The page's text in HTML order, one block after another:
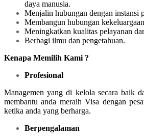
daya manusia.
Menjalin hubungan dengan instansi
Membangun hubungan
Meningkatkan kualitas pelayanan
Berbagi ilmu dan pengetahuan.
Kenapa Memilih Kami ?
Profesional
Managemen yang di kelola secara baik
membantu anda meraih Visa dengan
ketika anda yang berharga.
Berpengalaman